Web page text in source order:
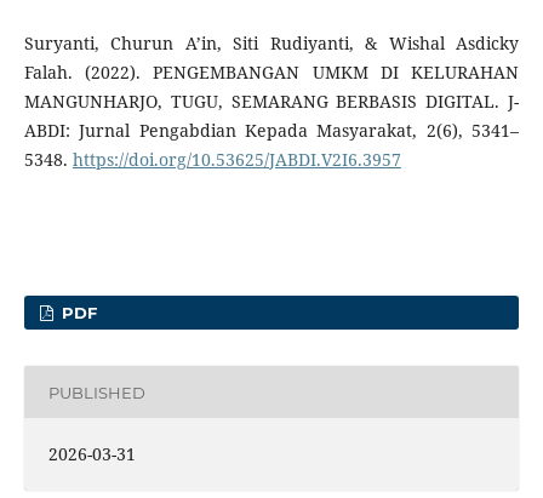
Suryanti, Churun A’in, Siti Rudiyanti, & Wishal Asdicky
Falah. (2022). PENGEMBANGAN UMKM DI KELURAHAN
MANGUNHARJO, TUGU, SEMARANG BERBASIS DIGITAL. J-
ABDI: Jurnal Pengabdian Kepada Masyarakat, 2(6), 5341–
5348. https://doi.org/10.53625/JABDI.V2I6.3957
PDF
PUBLISHED
2026-03-31